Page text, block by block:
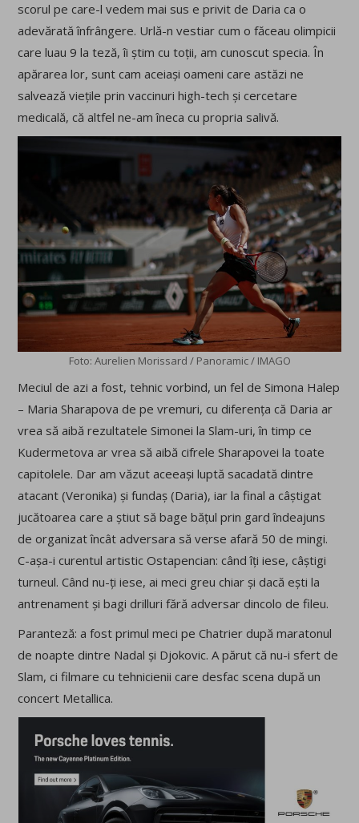
scorul pe care-l vedem mai sus e privit de Daria ca o
adevărată înfrângere. Urlă-n vestiar cum o făceau olimpicii
care luau 9 la teză, îi știm cu toții, am cunoscut specia. În
apărarea lor, sunt cam aceiași oameni care astăzi ne
salvează viețile prin vaccinuri high-tech și cercetare
medicală, că altfel ne-am îneca cu propria salivă.
Foto: Aurelien Morissard / Panoramic / IMAGO
Meciul de azi a fost, tehnic vorbind, un fel de Simona Halep
– Maria Sharapova de pe vremuri, cu diferența că Daria ar
vrea să aibă rezultatele Simonei la Slam-uri, în timp ce
Kudermetova ar vrea să aibă cifrele Sharapovei la toate
capitolele. Dar am văzut aceeași luptă sacadată dintre
atacant (Veronika) și fundaș (Daria), iar la final a câștigat
jucătoarea care a știut să bage bățul prin gard îndeajuns
de organizat încât adversara să verse afară 50 de mingi.
C-așa-i curentul artistic Ostapencian: când îți iese, câștigi
turneul. Când nu-ți iese, ai meci greu chiar și dacă ești la
antrenament și bagi drilluri fără adversar dincolo de fileu.
Paranteză: a fost primul meci pe Chatrier după maratonul
de noapte dintre Nadal și Djokovic. A părut că nu-i sfert de
Slam, ci filmare cu tehnicienii care desfac scena după un
concert Metallica.